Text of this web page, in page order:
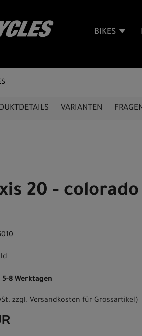
BIKES
VARIANTEN
20 - colorado
8 Werktagen
zzgl. Versandkosten für Grossartikel)